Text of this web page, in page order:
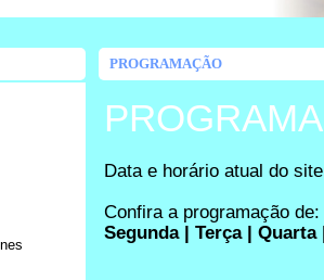
PROGRAMAÇÃO
Data e horário atual do
Confira a programação de:
Segunda| Terça| Quarta